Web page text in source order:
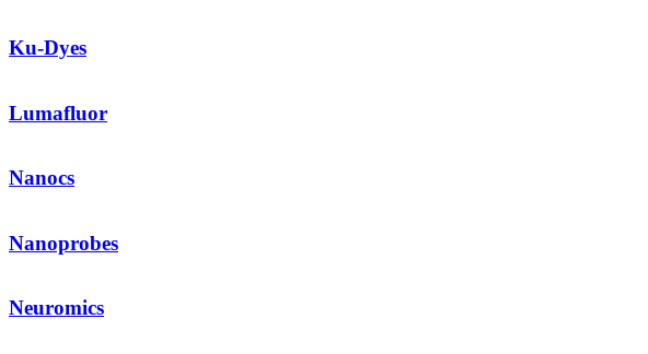
Ku-Dyes
Lumafluor
Nanocs
Nanoprobes
Neuromics